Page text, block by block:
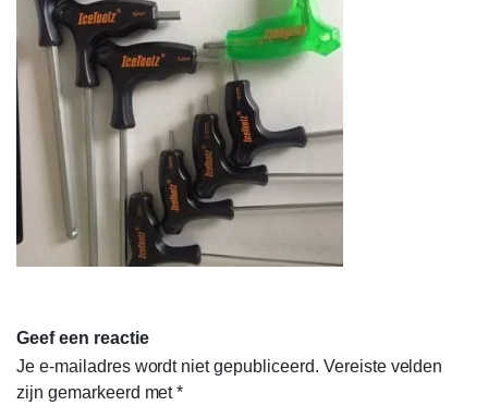
Geef een reactie
Je e-mailadres wordt niet gepubliceerd. Vereiste velden
zijn gemarkeerd met*